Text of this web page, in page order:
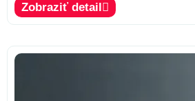
Zobraziť detail